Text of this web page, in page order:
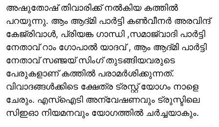
അഷുതോഷ് തിവാരിക്ക് നൽകിയ കത്തിൽ
പറയുന്നു. ആം ആദ്മി പാർട്ടി കൺവീനർ അരവിന്ദ്
കേജ്‌രിവാൾ, പ്രിയങ്ക ഗാന്ധി ,സമാജ്‍വാദി പാർട്ടി
നേതാവ് റാം ഗോപാൽ യാദവ് , ആം ആദ്മി പാർട്ടി
നേതാവ് സഞ്ജയ് സിംഗ് തുടങ്ങിയവരുടെ
പേരുകളാണ് കത്തിൽ പരാമർശിക്കുന്നത്.
വിവാദങ്ങൾക്കിടെ ക്ഷേത്ര ട്രസ്റ്റ് യോഗം നാളെ
ചേരും. എസ്ഐടി അന്വേഷണവും ട്രുസ്ടിലെ
സിഇഓ നിയമനവും യോഗത്തിൽ ചർച്ചയാകും.